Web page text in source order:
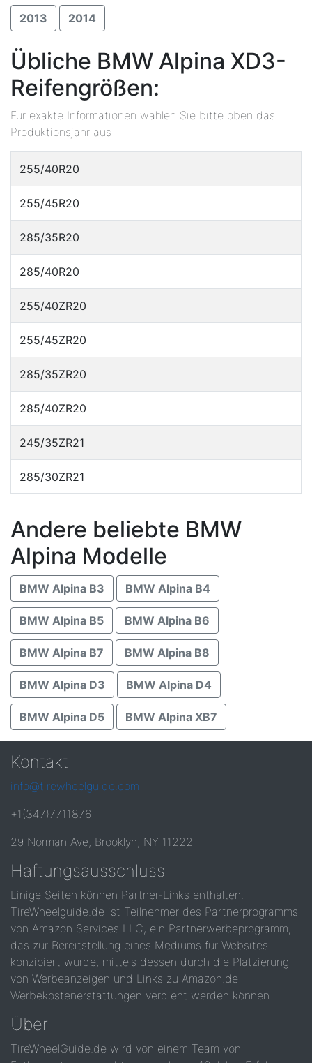
2013 2014
Übliche BMW Alpina XD3-
Reifengrößen:
Für exakte Informationen wählen Sie bitte oben das
Produktionsjahr aus
255/40R20
255/45R20
285/35R20
285/40R20
255/40ZR20
255/45ZR20
285/35ZR20
285/40ZR20
245/35ZR21
285/30ZR21
Andere beliebte BMW
Alpina Modelle
BMW Alpina B3 BMW Alpina B4
BMW Alpina B5 BMW Alpina B6
BMW Alpina B7 BMW Alpina B8
BMW Alpina D3 BMW Alpina D4
BMW Alpina D5 BMW Alpina XB7
Kontakt
info@tirewheelguide.com
+1(347)7711876
29 Norman Ave, Brooklyn, NY 11222
Haftungsausschluss
Einige Seiten können Partner-Links enthalten.
TireWheelguide.de ist Teilnehmer des Partnerprogramms
von Amazon Services LLC, ein Partnerwerbeprogramm,
das zur Bereitstellung eines Mediums für Websites
konzipiert wurde, mittels dessen durch die Platzierung
von Werbeanzeigen und Links zu Amazon.de
Werbekostenerstattungen verdient werden können.
Über
TireWheelGuide.de wird von einem Team von